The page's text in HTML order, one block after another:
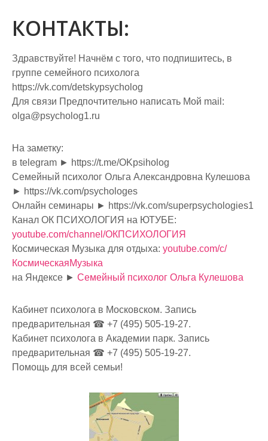
КОНТАКТЫ:
Здравствуйте! Начнём с того, что подпишитесь, в
группе семейного психолога
https://vk.com/detskypsycholog
Для связи Предпочтительно написать Мой mail:
olga@psycholog1.ru
На заметку:
в telegram ► https://t.me/OKpsiholog
Семейный психолог Ольга Александровна Кулешова
► https://vk.com/psychologes
Онлайн семинары ► https://vk.com/superpsychologies1
Канал ОК ПСИХОЛОГИЯ на ЮТУБЕ:
youtube.com/channel/ОКПСИХОЛОГИЯ
Космическая Музыка для отдыха: youtube.com/c/
КосмическаяМузыка
на Яндексе ► Семейный психолог Ольга Кулешова
Кабинет психолога в Московском. Запись
предварительная ☎ +7 (495) 505-19-27.
Кабинет психолога в Академии парк. Запись
предварительная ☎ +7 (495) 505-19-27.
Помощь для всей семьи!